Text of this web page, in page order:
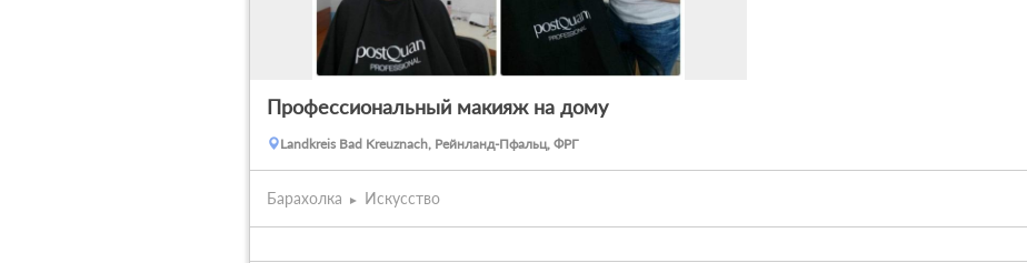
Профессиональный макияж на дому
Landkreis Bad Kreuznach, Рейнланд-Пфальц, ФРГ
Барахолка Искусство